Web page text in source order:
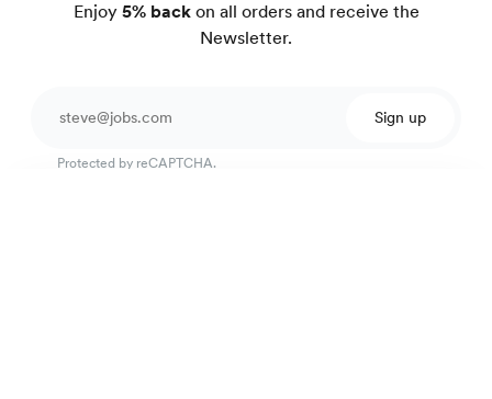
Enjoy5% backon all orders and receive the
Newsletter.
Sign up
Protected by reCAPTCHA.